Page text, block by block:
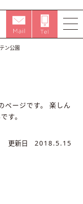
ン公園
ージです。
楽しん
す。
更新日 2018.5.15